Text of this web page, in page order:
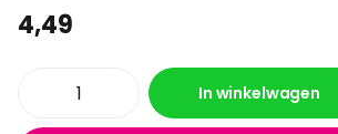
4,49
In winkelwagen